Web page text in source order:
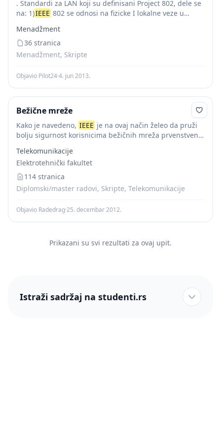
. Standardi za LAN koji su definisani Project 802, dele se
na: 1)IEEE 802 se odnosi na fizicke I lokalne veze u
Menadžment
36 stranica
Menadžment, Skripte
Objavio Pilot24·4. jun 2013.
Bežične mreže
Kako je navedeno, IEEE je na ovaj način želeo da pruži
bolju sigurnost korisnicima bežičnih mreža prvenstveno
dobar deo trenutnih sigurnosnih problema. 802.1X...
Telekomunikacije
Elektrotehnički fakultet
114 stranica
Diplomski/master radovi, Skripte, Telekomunikacije
Objavio Radedrag·25. decembar 2012.
Prikazani su svi rezultati za ovaj upit.
Istraži sadržaj na studenti.rs